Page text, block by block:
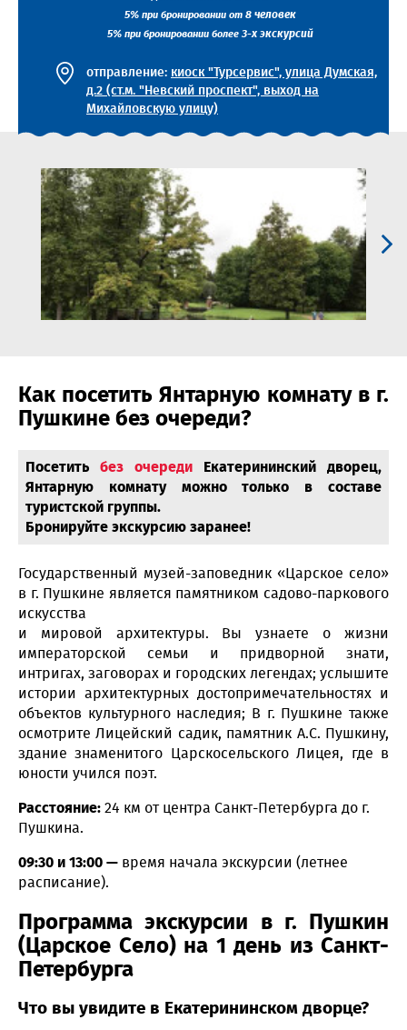
5% при бронировании от 8 человек
5% при бронировании более 3-х экскурсий
отправление: киоск "Турсервис", улица Думская,
д.2 (ст.м. "Невский проспект", выход на
Михайловскую улицу)
Как посетить Янтарную комнату в г.
Пушкине без очереди?
Посетить без очереди Екатерининский дворец,
Янтарную комнату можно только в составе
туристской группы.
Бронируйте экскурсию заранее!
Государственный музей-заповедник «Царское село»
в г. Пушкине является памятником садово-паркового
искусства
и мировой архитектуры. Вы узнаете о жизни
императорской семьи и придворной знати,
интригах, заговорах и городских легендах; услышите
истории архитектурных достопримечательностях и
объектов культурного наследия; В г. Пушкине также
осмотрите Лицейский садик, памятник А.С. Пушкину,
здание знаменитого Царскосельского Лицея, где в
юности учился поэт.
Расстояние: 24 км от центра Санкт-Петербурга до г.
Пушкина.
09:30 и 13:00 — время начала экскурсии (летнее
расписание).
Программа экскурсии в г. Пушкин
(Царское Село) на 1 день из Санкт-
Петербурга
Что вы увидите в Екатерининском дворце?